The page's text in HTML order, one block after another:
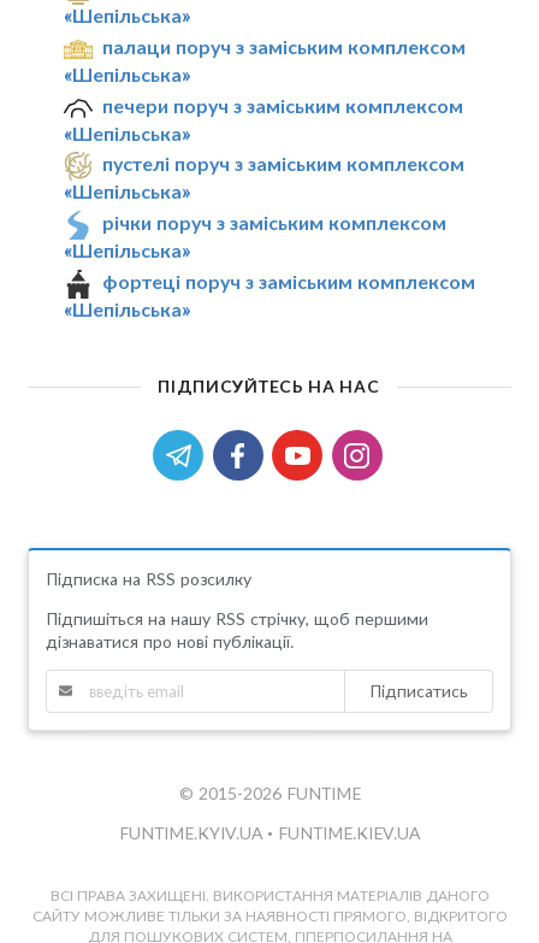
«Шепільська»
палаци поруч з заміським комплексом
«Шепільська»
печери поруч з заміським комплексом
«Шепільська»
пустелі поруч з заміським комплексом
«Шепільська»
річки поруч з заміським комплексом
«Шепільська»
фортеці поруч з заміським комплексом
«Шепільська»
ПІДПИСУЙТЕСЬ НА НАС
Підписка на RSS розсилку
Підпишіться на нашу RSS стрічку, щоб першими
дізнаватися про нові публікації.
Підписатись
© 2015-2026 FUNTIME
FUNTIME.KYIV.UA • FUNTIME.KIEV.UA
ВСІ ПРАВА ЗАХИЩЕНІ. ВИКОРИСТАННЯ МАТЕРІАЛІВ ДАНОГО
САЙТУ МОЖЛИВЕ ТІЛЬКИ ЗА НАЯВНОСТІ ПРЯМОГО, ВІДКРИТОГО
ДЛЯ ПОШУКОВИХ СИСТЕМ, ГІПЕРПОСИЛАННЯ НА